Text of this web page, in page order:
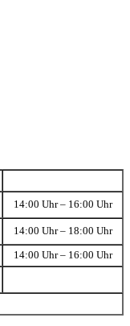
14:00 Uhr – 16:00 Uhr
14:00 Uhr – 18:00 Uhr
14:00 Uhr – 16:00 Uhr